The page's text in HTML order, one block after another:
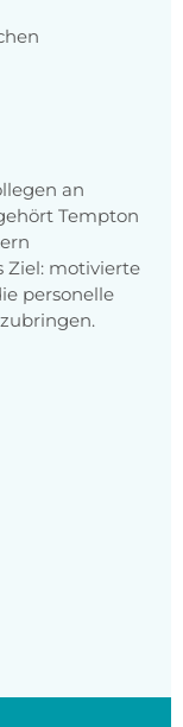
an
Tempton
Ziel: motivierte
personelle